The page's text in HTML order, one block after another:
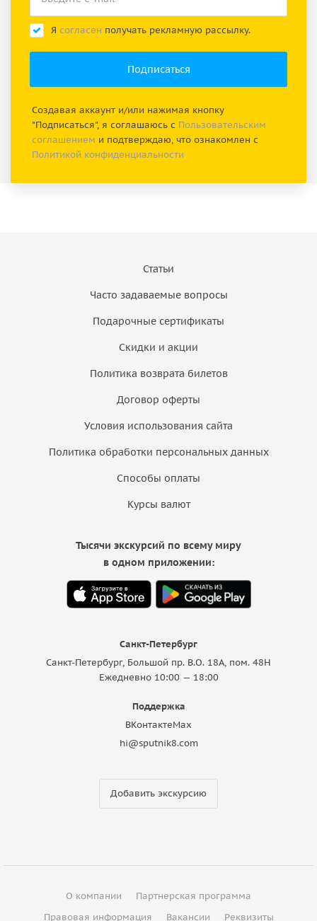
Я согласен получать рекламную рассылку.
Создавая аккаунт и/или нажимая кнопку
"Подписаться", я соглашаюсь с Пользовательским
соглашением и подтверждаю, что ознакомлен с
Политикой конфиденциальности
Статьи
Часто задаваемые вопросы
Подарочные сертификаты
Скидки и акции
Политика возврата билетов
Договор оферты
Условия использования сайта
Политика обработки персональных данных
Способы оплаты
Курсы валют
Санкт-Петербург
Санкт-Петербург, Большой пр. В.О. 18A, пом. 48Н
Ежедневно 10:00 — 18:00
Поддержка
ВКонтактеMax
hi@sputnik8.com
Добавить экскурсию
Тысячи экскурсий по всему миру
в одном приложении:
О компании
Партнерская программа
Правовая информация
Вакансии Реквизиты